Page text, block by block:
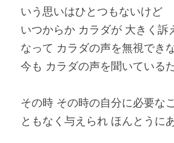
いう思いはひとつもないけど
いつからか カラダが 大きく訴
なって カラダの声を無視でき
今も カラダの声を聞いている
その時 その時の自分に必要な
ともなく与えられ ほんとうに